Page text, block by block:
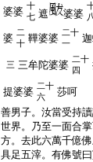
婆婆 十
七 遮 婆婆
婆 二
十 鞾婆婆 二十
一
三 三牟陀婆婆 二十
四
提婆婆 二十
六
莎呵
善男子。汝當受持
世界。乃至一面合
方。去此六萬千億
具足五滓。有佛號